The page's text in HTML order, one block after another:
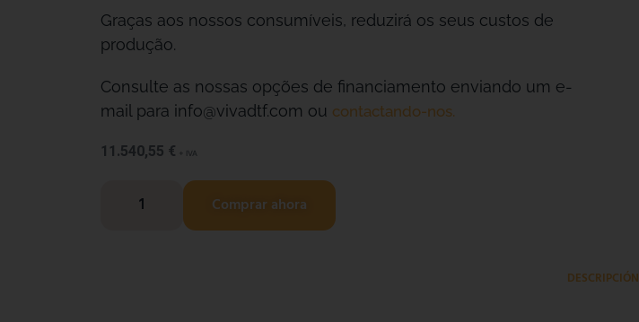
Graças aos nossos consumíveis, reduzirá os seus custos de
produção.
Consulte as nossas opções de financiamento enviando um e-
mail para info@vivadtf.com ou contactando-nos.
11.540,55 € + IVA
Comprar ahora
DESCRIPCIÓN